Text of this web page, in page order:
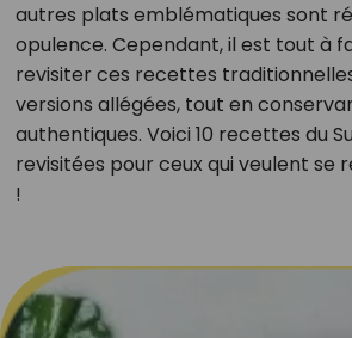
autres plats emblématiques sont
opulence. Cependant, il est tout à
revisiter ces recettes
versions allégées, tout en
authentiques. Voici 10 recettes du
revisitées pour ceux qui veulent se
!